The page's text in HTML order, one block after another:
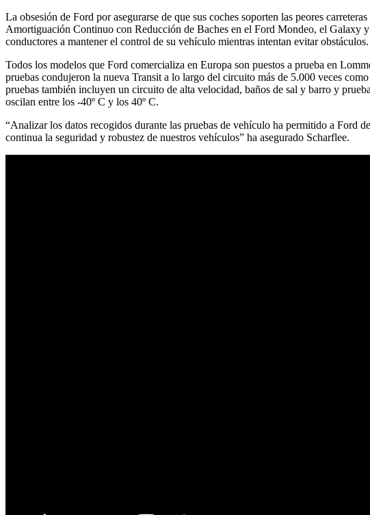
La obsesión de Ford por asegurarse de que sus coches soporten las peores
Amortiguación Continuo con Reducción de Baches en el Ford Mondeo, el Galaxy
conductores a mantener el control de su vehículo mientras intentan evitar obstáculos.
Todos los modelos que Ford comercializa en Europa son puestos a prueba en
pruebas condujeron la nueva Transit a lo largo del circuito más de 5.000 veces
pruebas también incluyen un circuito de alta velocidad, baños de sal y barro y
oscilan entre los -40º C y los 40º C.
“Analizar los datos recogidos durante las pruebas de vehículo ha permitido a Ford
continua la seguridad y robustez de nuestros vehículos” ha asegurado Scharflee.